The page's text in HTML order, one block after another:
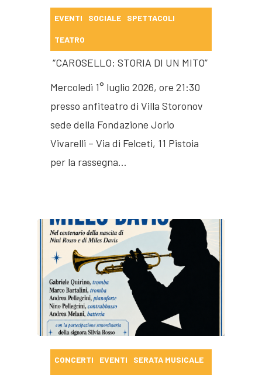
EVENTI SOCIALE SPETTACOLI
TEATRO
“CAROSELLO: STORIA DI UN MITO”
Mercoledì 1° luglio 2026, ore 21:30
presso anfiteatro di Villa Storonov
sede della Fondazione Jorio
Vivarelli – Via di Felceti, 11 Pistoia
per la rassegna…
CONCERTI EVENTI SERATA MUSICALE